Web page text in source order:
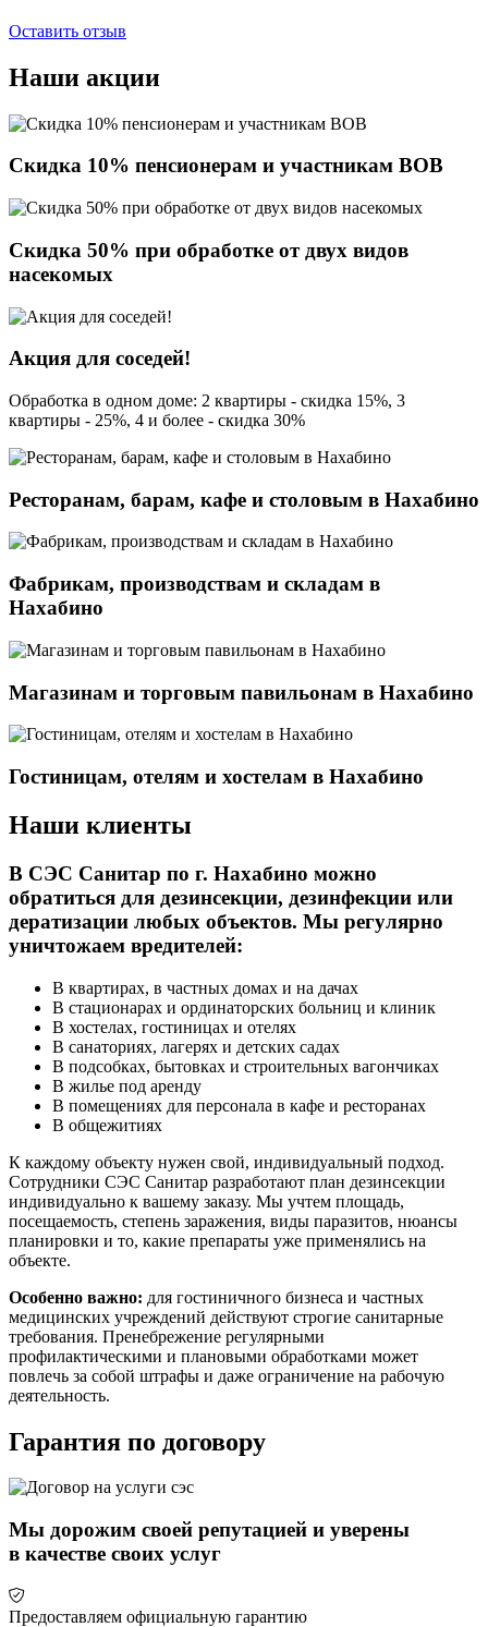
Оставить отзыв
Наши акции
Скидка 10% пенсионерам и участникам ВОВ
Скидка 50% при обработке от двух видов
насекомых
Акция для соседей!
Обработка в одном доме: 2 квартиры - скидка 15%, 3
квартиры - 25%, 4 и более - скидка 30%
Ресторанам, барам, кафе и столовым в Нахабино
Фабрикам, производствам и складам в
Нахабино
Магазинам и торговым павильонам в Нахабино
Гостиницам, отелям и хостелам в Нахабино
Наши клиенты
В СЭС Санитар по г. Нахабино можно
обратиться для дезинсекции, дезинфекции или
дератизации любых объектов. Мы регулярно
уничтожаем вредителей:
В квартирах, в частных домах и на дачах
В стационарах и ординаторских больниц и клиник
В хостелах, гостиницах и отелях
В санаториях, лагерях и детских садах
В подсобках, бытовках и строительных вагончиках
В жилье под аренду
В помещениях для персонала в кафе и ресторанах
В общежитиях
К каждому объекту нужен свой, индивидуальный подход.
Сотрудники СЭС Санитар разработают план дезинсекции
индивидуально к вашему заказу. Мы учтем площадь,
посещаемость, степень заражения, виды паразитов, нюансы
планировки и то, какие препараты уже применялись на
объекте.
Особенно важно: для гостиничного бизнеса и частных
медицинских учреждений действуют строгие санитарные
требования. Пренебрежение регулярными
профилактическими и плановыми обработками может
повлечь за собой штрафы и даже ограничение на рабочую
деятельность.
Гарантия по договору
Мы дорожим своей репутацией и уверены
в качестве своих услуг
Предоставляем официальную гарантию